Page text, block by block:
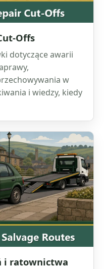
Offs
dotyczące awarii
w
i wiedzy, kiedy
i ratownictwa